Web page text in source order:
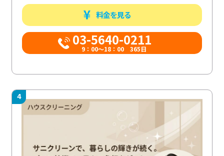
料金を見る
03-5640-0211
9：00～18：00 365日
4